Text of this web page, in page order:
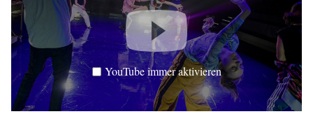
YouTube immer aktivieren